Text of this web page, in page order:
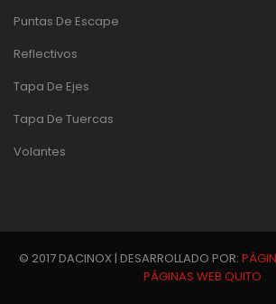
Puntas De Escape
Reflectivos
Tapa De Ejes
Tapa De Tuercas
Volantes
© 2017 DACINOX | DESARROLLADO POR:
PÁGINAS WEB QUITO